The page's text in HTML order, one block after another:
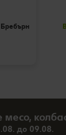
месо,
до 09.08.